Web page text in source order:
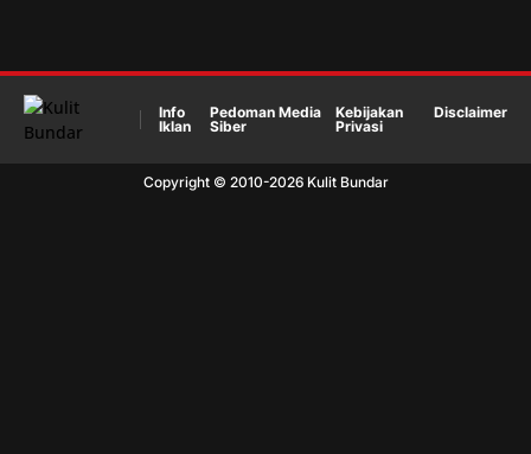
Info
Iklan
Pedoman Media
Siber
Kebijakan
Privasi
Disclaimer
Copyright © 2010-2026Kulit Bundar